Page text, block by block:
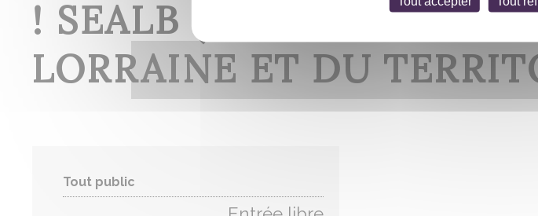
! SEALB (SOCIÉTÉ DES
LORRAINE ET DU
Tout public